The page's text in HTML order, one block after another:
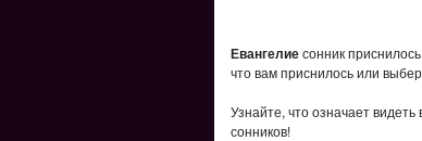
Евангелиесонник
что вам приснилось или
Узнайте, что означает
сонников!